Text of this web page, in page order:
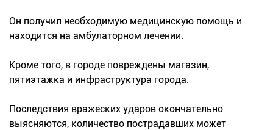
Он получил необходимую медицинскую помощь и
находится на амбулаторном лечении.
Кроме того, в городе повреждены магазин,
пятиэтажка и инфраструктура города.
Последствия вражеских ударов окончательно
выясняются, количество пострадавших может